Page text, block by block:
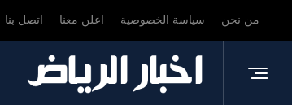
من نحن سياسة الخصوصية اعلن معنا اتصل بنا